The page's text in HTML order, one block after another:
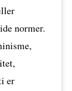
normer.
er